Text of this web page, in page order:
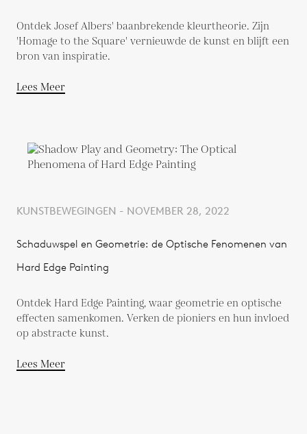
Ontdek Josef Albers' baanbrekende kleurtheorie. Zijn
'Homage to the Square' vernieuwde de kunst en blijft een
bron van inspiratie.
Lees Meer
KUNSTBEWEGINGEN - NOVEMBER 28, 2022
Schaduwspel en Geometrie: de Optische Fenomenen van
Hard Edge Painting
Ontdek Hard Edge Painting, waar geometrie en optische
effecten samenkomen. Verken de pioniers en hun invloed
op abstracte kunst.
Lees Meer